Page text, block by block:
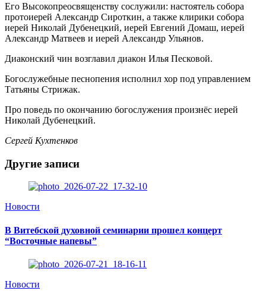
Его Высокопреосвященству сослужили: настоятель собора
протоиерей Александр Сироткин, а также клирики собора
иерей Николай Дубенецкий, иерей Евгений Домаш, иерей
Александр Матвеев и иерей Александр Ульянов.
Диаконский чин возглавил диакон Илья Песковой.
Богослужебные песнопения исполнил хор под управлением
Татьяны Стрижак.
Про поведь по окончанию богослужения произнёс иерей
Николай Дубенецкий.
Сергей Кухтенков
Другие записи
Новости
В Витебской духовной семинарии прошел концерт
“Восточные напевы”
Новости